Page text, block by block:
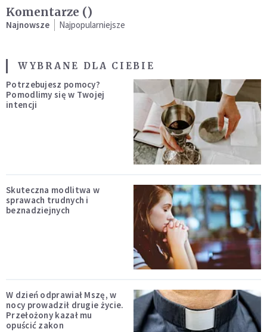
Komentarze ()
Najnowsze Najpopularniejsze
WYBRANE DLA CIEBIE
Potrzebujesz pomocy?
Pomodlimy się w Twojej
intencji
Skuteczna modlitwa w
sprawach trudnych i
beznadziejnych
W dzień odprawiał Mszę, w
nocy prowadził drugie życie.
Przełożony kazał mu
opuścić zakon